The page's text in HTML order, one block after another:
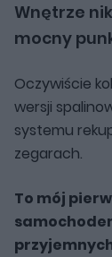
Wnętrze
mocny
Oczywiście
wersji
systemu
zegarach.
To mój